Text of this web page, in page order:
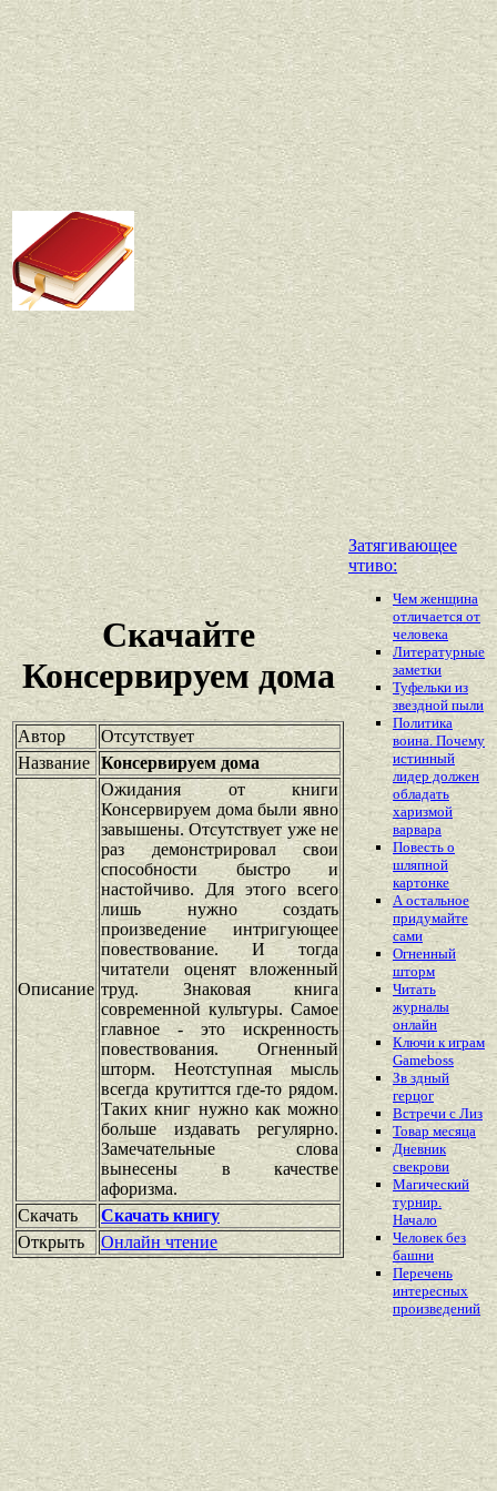
Скачайте
Консервируем дома
Автор
Отсутствует
Название Консервируем дома
Описание
Ожидания от книги
Консервируем дома были явно
завышены. Отсутствует уже не
раз демонстрировал свои
способности быстро и
настойчиво. Для этого всего
лишь нужно создать
произведение интригующее
повествование. И тогда
читатели оценят вложенный
труд. Знаковая книга
современной культуры. Самое
главное - это искренность
повествования. Огненный
шторм. Неотступная мысль
всегда крутиттся где-то рядом.
Таких книг нужно как можно
больше издавать регулярно.
Замечательные слова
вынесены в качестве
афоризма.
Скачать
Скачать книгу
Открыть
Онлайн чтение
Затягивающее
чтиво:
Чем женщина
отличается от
человека
Литературные
заметки
Туфельки из
звездной пыли
Политика
воина. Почему
истинный
лидер должен
обладать
харизмой
варвара
Повесть о
шляпной
картонке
А остальное
придумайте
сами
Огненный
шторм
Читать
журналы
онлайн
Ключи к играм
Gameboss
Зв здный
герцог
Встречи с Лиз
Товар месяца
Дневник
свекрови
Магический
турнир.
Начало
Человек без
башни
Перечень
интересных
произведений